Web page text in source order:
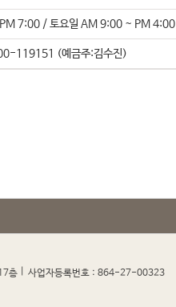
7:00 / 토요일 AM 9:00 ~ PM 4:00
119151 (예금주:김수진)
층 사업자등록번호 : 864-27-00323